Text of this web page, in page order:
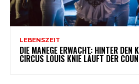
LEBENSZEIT
DIE MANEGE ERWACHT: HINTER DEN
CIRCUS LOUIS KNIE LÄUFT DER